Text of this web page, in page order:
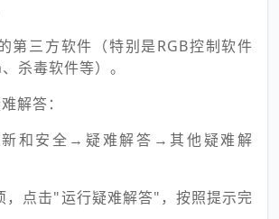
第三方软件（特别是RGB控制软件
杀毒软件等）。
解答：
和安全→疑难解答→其他疑难解
，点击"运行疑难解答"，按照提示完